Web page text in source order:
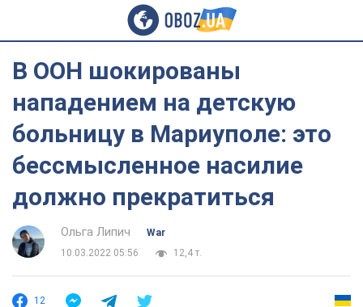
В ООН шокированы
нападением на детскую
больницу в Мариуполе: это
бессмысленное насилие
должно прекратиться
Ольга Липич
War
10.03.2022 05:56
12,4 т.
12